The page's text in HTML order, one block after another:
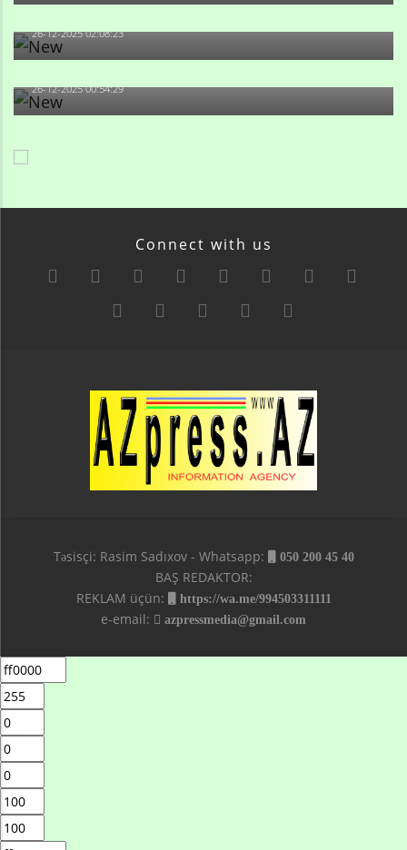
olan və...
26-12-2025 02:08:23
-Ay qız, sən məhkəməni udmayacaqsan... Sən bilirsən
də, məni...
26-12-2025 00:54:29
Connect with us
Təsisçi: Rasim Sadıxov - Whatsapp: 050 200 45 40
BAŞ REDAKTOR:
REKLAM üçün:
https://wa.me/994503311111
e-email: azpressmedia@gmail.com